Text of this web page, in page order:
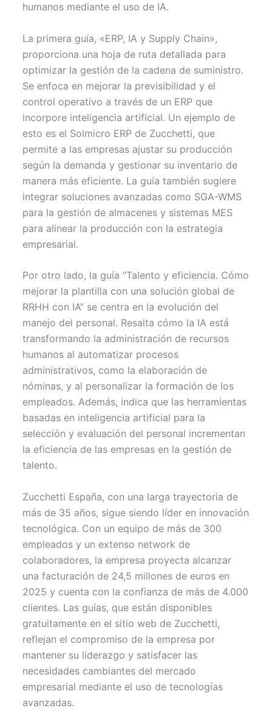
humanos mediante el uso de IA.
La primera guía, «ERP, IA y Supply Chain»,
proporciona una hoja de ruta detallada para
optimizar la gestión de la cadena de suministro.
Se enfoca en mejorar la previsibilidad y el
control operativo a través de un ERP que
incorpore inteligencia artificial. Un ejemplo de
esto es el Solmicro ERP de Zucchetti, que
permite a las empresas ajustar su producción
según la demanda y gestionar su inventario de
manera más eficiente. La guía también sugiere
integrar soluciones avanzadas como SGA-WMS
para la gestión de almacenes y sistemas MES
para alinear la producción con la estrategia
empresarial.
Por otro lado, la guía “Talento y eficiencia. Cómo
mejorar la plantilla con una solución global de
RRHH con IA” se centra en la evolución del
manejo del personal. Resalta cómo la IA está
transformando la administración de recursos
humanos al automatizar procesos
administrativos, como la elaboración de
nóminas, y al personalizar la formación de los
empleados. Además, indica que las herramientas
basadas en inteligencia artificial para la
selección y evaluación del personal incrementan
la eficiencia de las empresas en la gestión de
talento.
Zucchetti España, con una larga trayectoria de
más de 35 años, sigue siendo líder en innovación
tecnológica. Con un equipo de más de 300
empleados y un extenso network de
colaboradores, la empresa proyecta alcanzar
una facturación de 24,5 millones de euros en
2025 y cuenta con la confianza de más de 4.000
clientes. Las guías, que están disponibles
gratuitamente en el sitio web de Zucchetti,
reflejan el compromiso de la empresa por
mantener su liderazgo y satisfacer las
necesidades cambiantes del mercado
empresarial mediante el uso de tecnologías
avanzadas.